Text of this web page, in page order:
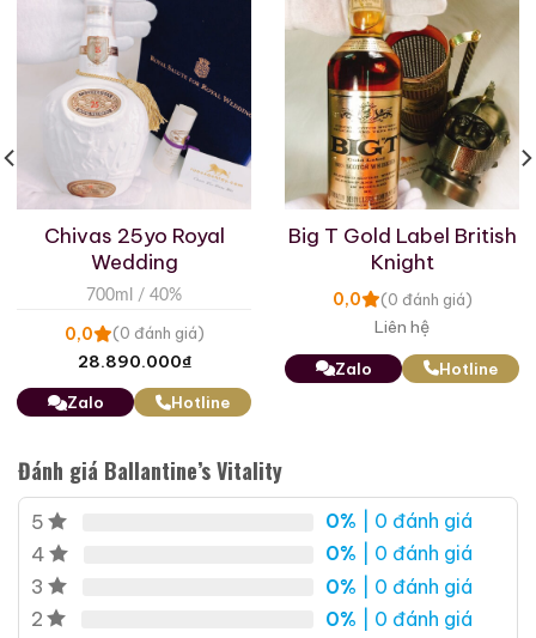
Chivas 25yo Royal
Wedding
700ml / 40%
0,0 (0 đánh giá)
28.890.000₫
Zalo Hotline
Big T Gold Label British
Knight
0,0 (0 đánh giá)
Liên hệ
Zalo Hotline
Đánh giá Ballantine’s Vitality
5 0% | 0 đánh giá
4
0% | 0 đánh giá
3
0% | 0 đánh giá
2
0% | 0 đánh giá